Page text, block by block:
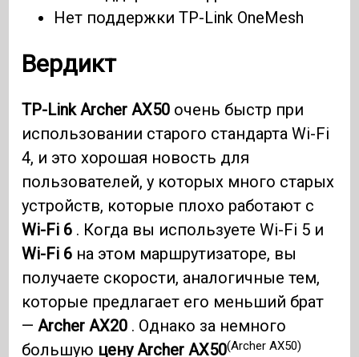
Нет поддержки TP-Link OneMesh
Вердикт
TP-Link Archer AX50 очень быстр при
использовании старого стандарта Wi-Fi
4, и это хорошая новость для
пользователей, у которых много старых
устройств, которые плохо работают с
Wi-Fi 6 . Когда вы используете Wi-Fi 5 и
Wi-Fi 6 на этом маршрутизаторе, вы
получаете скорости, аналогичные тем,
которые предлагает его меньший брат
—Archer AX20 . Однако за немного
большую цену Archer AX50(Archer AX50)